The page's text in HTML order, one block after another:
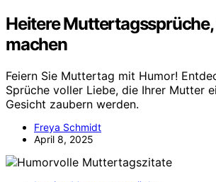
Heitere Muttertagssprüche,
machen
Feiern Sie Muttertag mit Humor!
Sprüche voller Liebe, die Ihrer Mutter
Gesicht zaubern werden.
Freya Schmidt
April 8, 2025